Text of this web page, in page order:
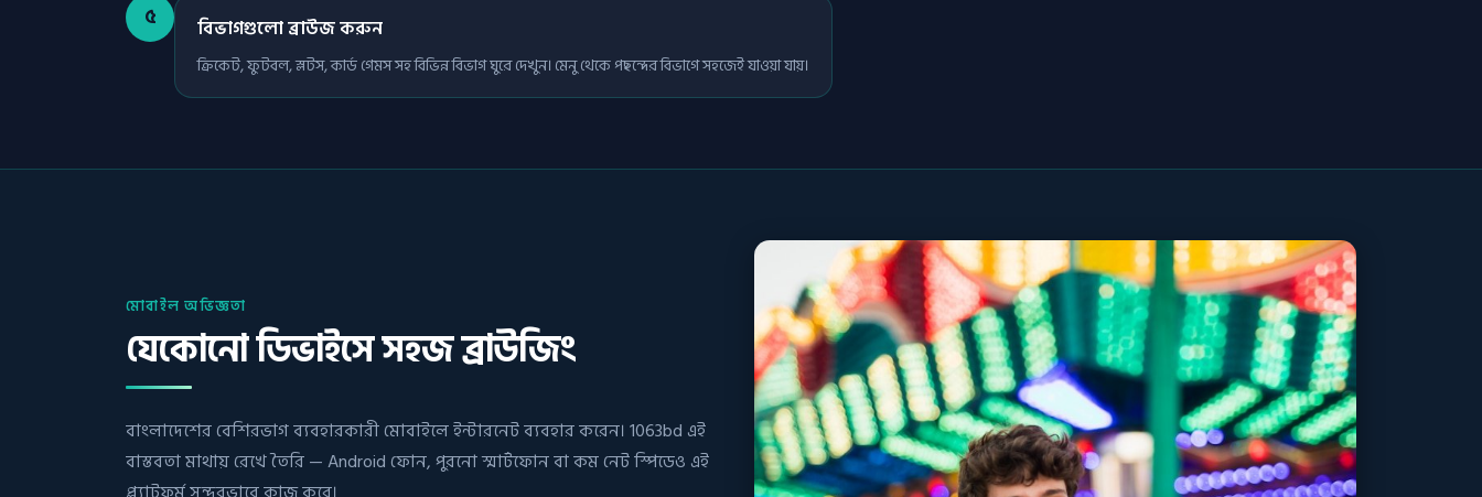
৫ বিভাগগুলো ব্রাউজ করুন
ক্রিকেট, ফুটবল, স্লটস, কার্ড গেমস সহ বিভিন্ন বিভাগ ঘুরে দেখুন। মেনু থেকে পছন্দের বিভাগে সহজেই যাওয়া যায়।
মোবাইল অভিজ্ঞতা
যেকোনো ডিভাইসে সহজ ব্রাউজিং
বাংলাদেশের বেশিরভাগ ব্যবহারকারী মোবাইলে ইন্টারনেট ব্যবহার করেন। 1063bd এই
বাস্তবতা মাথায় রেখে তৈরি — Android ফোন, পুরনো স্মার্টফোন বা কম নেট স্পিডেও এই